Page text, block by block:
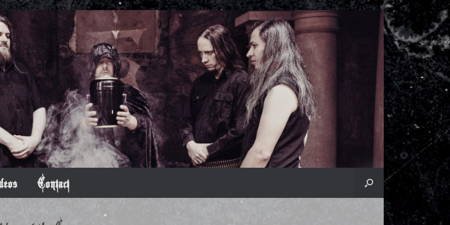
Contact